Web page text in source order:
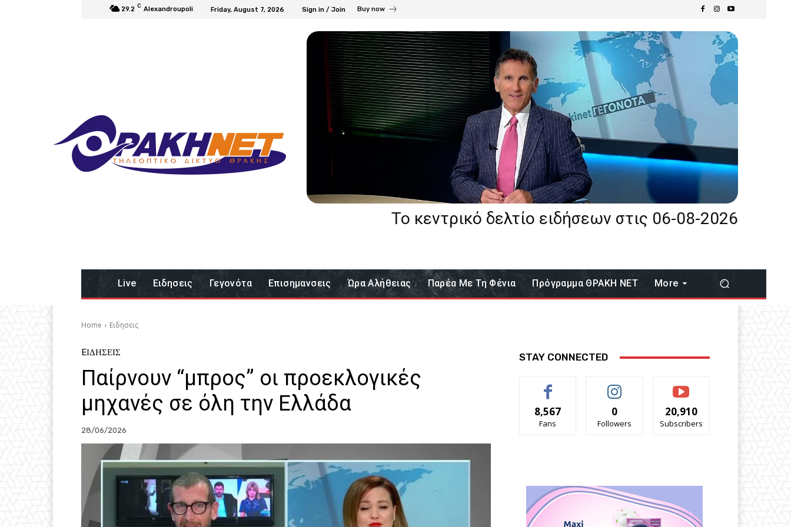
29.2 C Alexandroupoli Friday, August 7, 2026 Sign in / Join Buy now
Το κεντρικό δελτίο ειδήσεων στις 06-08-2026
Live Eιδησεις Γεγονότα Επισημανσεις Ώρα Αλήθειας Παρέα Με Τη Φένια Πρόγραμμα ΘΡΑΚΗ ΝΕΤ More
Home Eιδησεις
EΙΔΗΣΕΙΣ
Παίρνουν “μπρος” οι προεκλογικές
μηχανές σε όλη την Ελλάδα
28/06/2026
STAY CONNECTED
8,567
Fans
0
Followers
20,910
Subscribers